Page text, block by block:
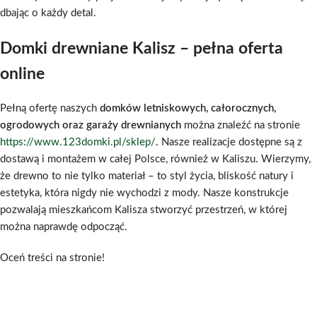
dbając o każdy detal.
Domki drewniane Kalisz – pełna oferta
online
Pełną ofertę naszych domków letniskowych, całorocznych,
ogrodowych oraz garaży drewnianych można znaleźć na stronie
https://www.123domki.pl/sklep/. Nasze realizacje dostępne są z
dostawą i montażem w całej Polsce, również w Kaliszu. Wierzymy,
że drewno to nie tylko materiał – to styl życia, bliskość natury i
estetyka, która nigdy nie wychodzi z mody. Nasze konstrukcje
pozwalają mieszkańcom Kalisza stworzyć przestrzeń, w której
można naprawdę odpocząć.
Oceń treści na stronie!